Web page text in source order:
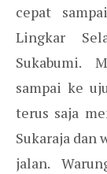
cepat
Lingkar
Sukabumi.
sampai ke
terus saja
Sukaraja dan
jalan.